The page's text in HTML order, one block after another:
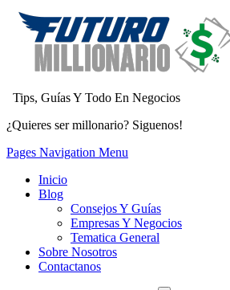
Tips, Guías Y Todo En Negocios
¿Quieres ser millonario? Siguenos!
Pages Navigation Menu
Inicio
Blog
Consejos Y Guías
Empresas Y Negocios
Tematica General
Sobre Nosotros
Contactanos